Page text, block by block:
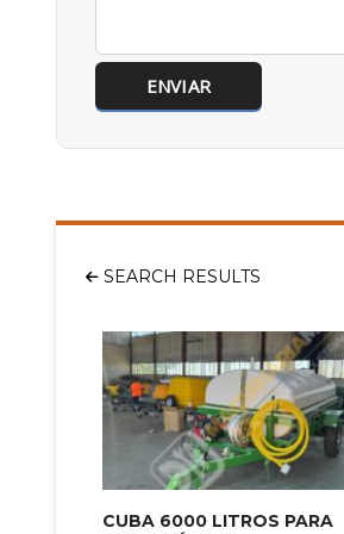
SEARCH RESULTS
CUBA 6000 LITROS PARA